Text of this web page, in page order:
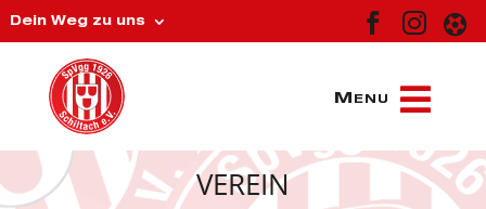
Dein Weg zu uns   
VEREIN